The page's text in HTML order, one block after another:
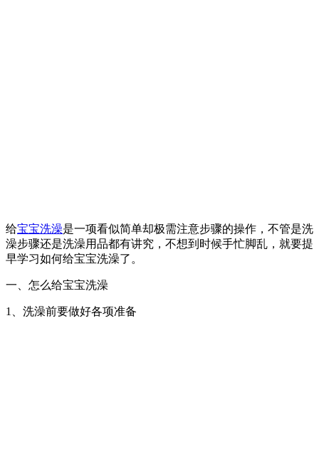
给宝宝洗澡是一项看似简单却极需注意步骤的操作，不管是洗
澡步骤还是洗澡用品都有讲究，不想到时候手忙脚乱，就要提
早学习如何给宝宝洗澡了。
一、怎么给宝宝洗澡
1、洗澡前要做好各项准备